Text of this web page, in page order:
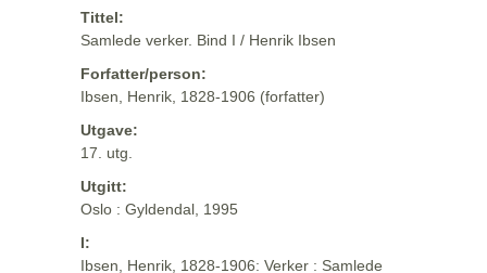
Tittel:
Samlede verker. Bind I / Henrik Ibsen
Forfatter/person:
Ibsen, Henrik, 1828-1906 (forfatter)
Utgave:
17. utg.
Utgitt:
Oslo : Gyldendal, 1995
I:
Ibsen, Henrik, 1828-1906: Verker : Samlede